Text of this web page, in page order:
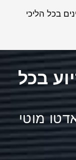
בכל הליכי
בכל
מוטי